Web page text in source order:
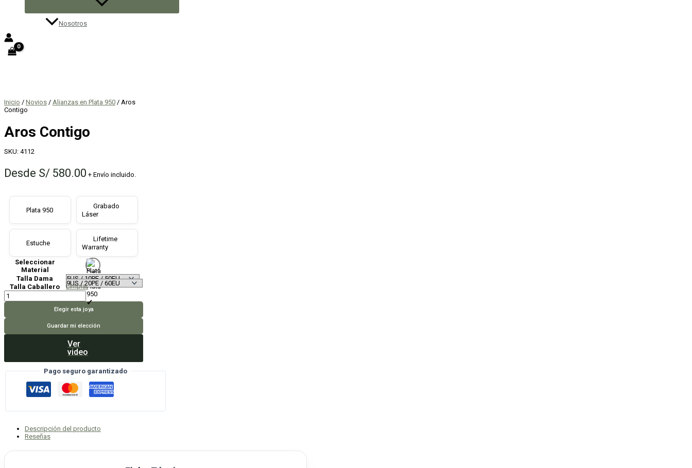
Nosotros
Inicio / Novios / Alianzas en Plata 950 / Aros
Contigo
Aros Contigo
SKU: 4112
Desde S/ 580.00 + Envío incluido.
Plata 950
Grabado
Láser
Estuche
Lifetime
Warranty
Seleccionar
Material
Plata
950
Talla Dama
Talla Caballero
Limpiar
Aros
Contigo
Elegir esta joya
Guardar mi elección
Ver
video
Pago seguro garantizado
Descripción del producto
Reseñas